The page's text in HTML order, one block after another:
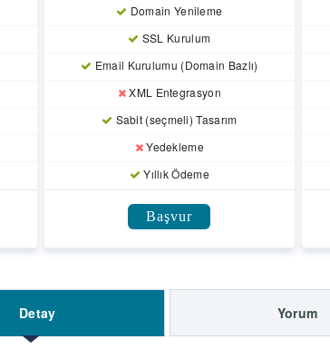
Domain Yenileme
SSL Kurulum
Email Kurulumu (Domain Bazlı)
XML Entegrasyon
Sabit (seçmeli) Tasarım
Yedekleme
Yıllık Ödeme
Başvur
Detay Yorum